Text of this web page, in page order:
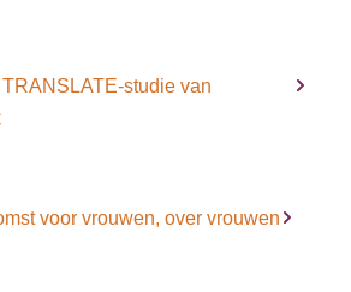
studie van
voor vrouwen, over vrouwen